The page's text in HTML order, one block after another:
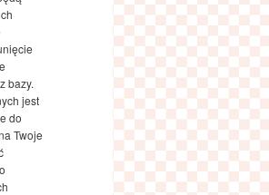
bazy.
jest
do
Twoje